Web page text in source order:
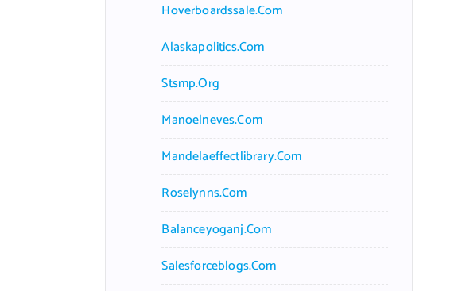
Hoverboardssale.com
Alaskapolitics.com
Stsmp.org
Manoelneves.com
Mandelaeffectlibrary.com
Roselynns.com
Balanceyoganj.com
Salesforceblogs.com